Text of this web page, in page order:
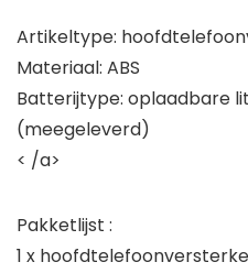
Artikeltype:
Materiaal: ABS
Batterijtype: oplaadbare
(meegeleverd)
< /a>
Pakketlijst :
1 x